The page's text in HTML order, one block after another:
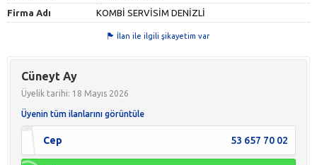
Firma Adı
KOMBİ SERVİSİM DENİZLİ
İlan ile ilgili şikayetim var
Cüneyt Ay
Üyelik tarihi: 18 Mayıs 2026
Üyenin tüm ilanlarını görüntüle
Cep 53 657 70 02